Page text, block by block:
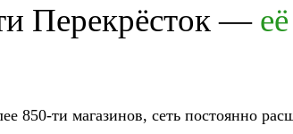
Перекрёсток —
850-ти магазинов, сеть постоянно